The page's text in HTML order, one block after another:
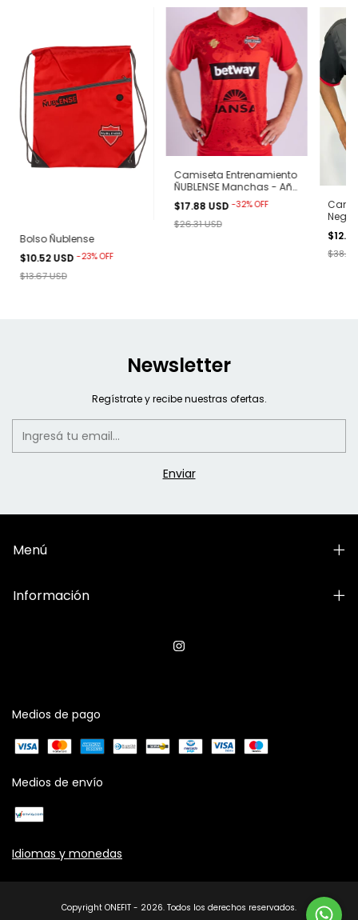
Bolso Ñublense
$10.52 USD-23%OFF
$13.67 USD
Camiseta Entrenamiento
ÑUBLENSE Manchas - Año
2023 Onefit
$17.88 USD-32%OFF
$26.31 USD
$38.94
Newsletter
Regístrate y recibe nuestras ofertas.
Menú
Información
Medios de pago
Medios de envío
Idiomas y monedas
Copyright ONEFIT - 2026. Todos los derechos reservados.